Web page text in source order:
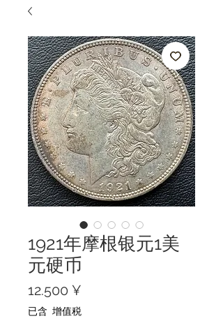
1921年摩根银元1美
元硬币
12.500 ¥
已含 增值税